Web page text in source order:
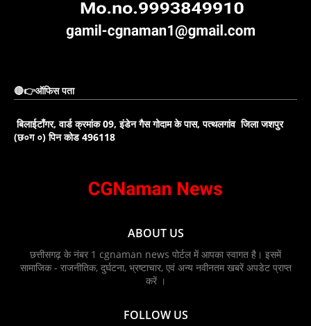
🔴👉ऑफिस पता
बिलाईटाँगर, वार्ड क्रमांक 09, इंडेन गैस गोदाम के पास, पत्थलगांव जिला जशपुर
(छ०ग ०) पिन कोड 496118
ABOUT US
छत्तीसगढ़ के नंबर 1 cgnaman news पोर्टल में आपका स्वागत है। इसमें
सामाजिक - राजनीतिक, दुर्घटना, भ्रष्टाचार, एवं अन्य नवीनतम खबरें अपडेट प्राप्त
करें ।
FOLLOW US